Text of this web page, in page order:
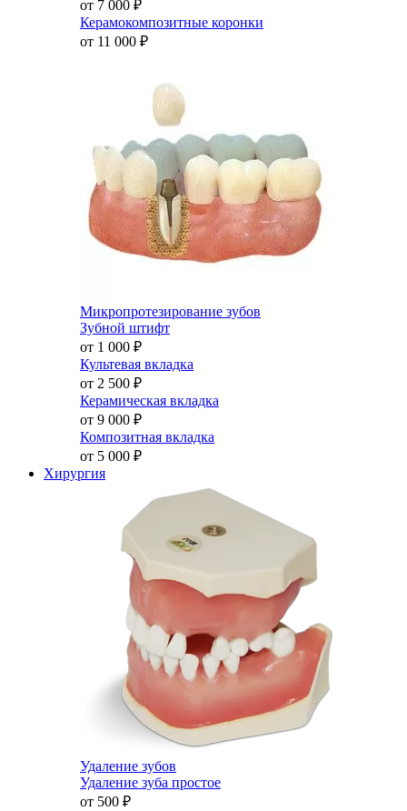
от 7 000 ₽
Керамокомпозитные коронки
от 11 000 ₽
Микропротезирование зубов
Зубной штифт
от 1 000 ₽
Культевая вкладка
от 2 500 ₽
Керамическая вкладка
от 9 000 ₽
Композитная вкладка
от 5 000 ₽
Хирургия
Удаление зубов
Удаление зуба простое
от 500 ₽